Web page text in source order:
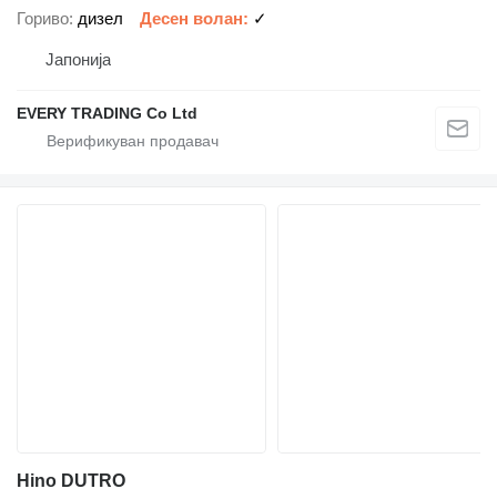
Гориво дизел Десен волан ✓
Јапонија
EVERY TRADING Co Ltd
Hino DUTRO